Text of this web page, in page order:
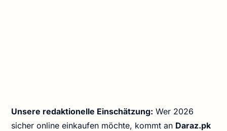
Unsere redaktionelle Einschätzung: Wer 2026
sicher online einkaufen möchte, kommt an Daraz.pk